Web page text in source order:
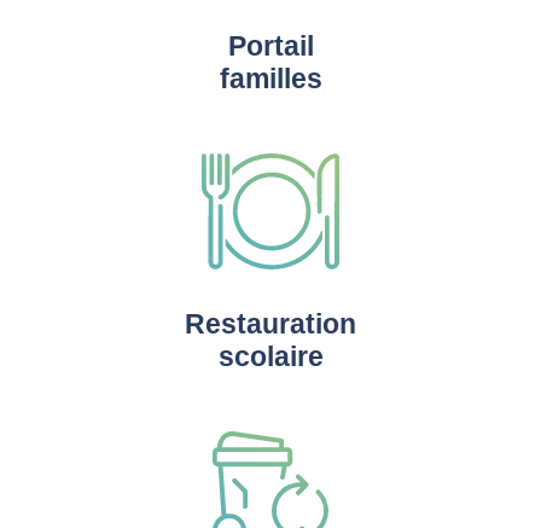
Portail
familles
Restauration
scolaire